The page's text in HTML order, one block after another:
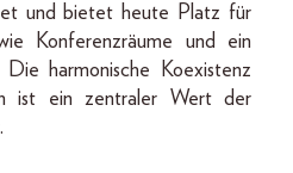
und bietet heute Platz für
Konferenzräume und ein
harmonische Koexistenz
ist ein zentraler Wert der